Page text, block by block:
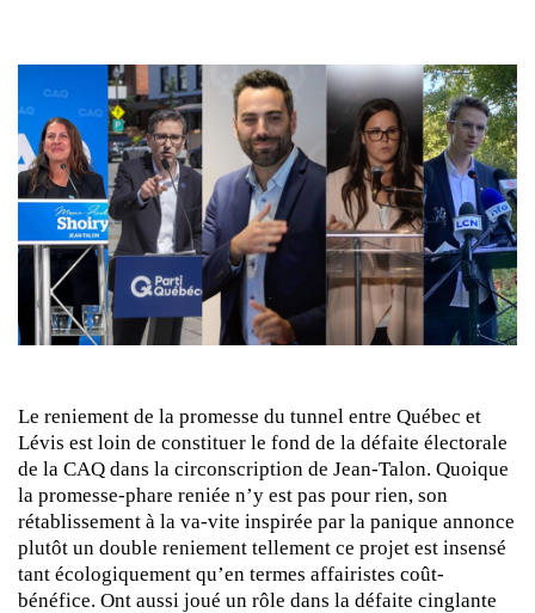
Le reniement de la promesse du tunnel entre Québec et
Lévis est loin de constituer le fond de la défaite électorale
de la CAQ dans la circonscription de Jean-Talon. Quoique
la promesse-phare reniée n’y est pas pour rien, son
rétablissement à la va-vite inspirée par la panique annonce
plutôt un double reniement tellement ce projet est insensé
tant écologiquement qu’en termes affairistes coût-
bénéfice. Ont aussi joué un rôle dans la défaite cinglante